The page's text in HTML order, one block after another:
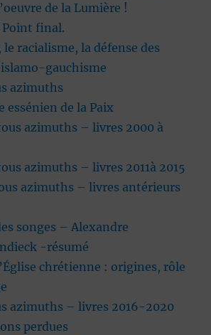
de la Lumière !
Point final.
racialisme, la défense des
gauchisme
azimuths
essénien de la Paix
azimuths – livres 2000 à
azimuths – livres 2011à 2015
azimuths – livres antérieurs
songes – Alexandre
-résumé
chrétienne : origines, rôle
azimuths – livres 2016-2020
perdues